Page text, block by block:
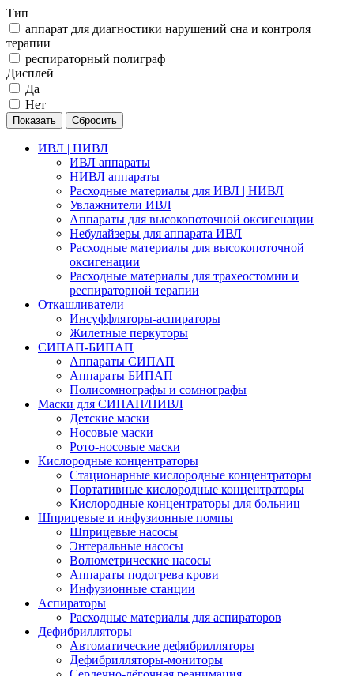
Тип
аппарат для диагностики нарушений сна и контроля
терапии
респираторный полиграф
Дисплей
Да
Нет
ИВЛ | НИВЛ
ИВЛ аппараты
НИВЛ аппараты
Расходные материалы для ИВЛ | НИВЛ
Увлажнители ИВЛ
Аппараты для высокопоточной оксигенации
Небулайзеры для аппарата ИВЛ
Расходные материалы для высокопоточной
оксигенации
Расходные материалы для трахеостомии и
респираторной терапии
Откашливатели
Инсуффляторы-аспираторы
Жилетные перкуторы
CИПАП-БИПАП
Аппараты СИПАП
Аппараты БИПАП
Полисомнографы и сомнографы
Маски для СИПАП/НИВЛ
Детские маски
Носовые маски
Рото-носовые маски
Кислородные концентраторы
Стационарные кислородные концентраторы
Портативные кислородные концентраторы
Кислородные концентраторы для больниц
Шприцевые и инфузионные помпы
Шприцевые насосы
Энтеральные насосы
Волюметрические насосы
Аппараты подогрева крови
Инфузионные станции
Аспираторы
Расходные материалы для аспираторов
Дефибрилляторы
Автоматические дефибрилляторы
Дефибрилляторы-мониторы